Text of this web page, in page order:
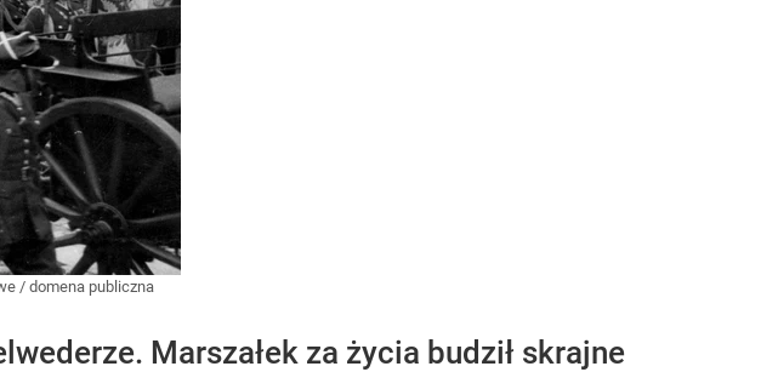
/ domena publiczna
Marszałek za życia budził skrajne